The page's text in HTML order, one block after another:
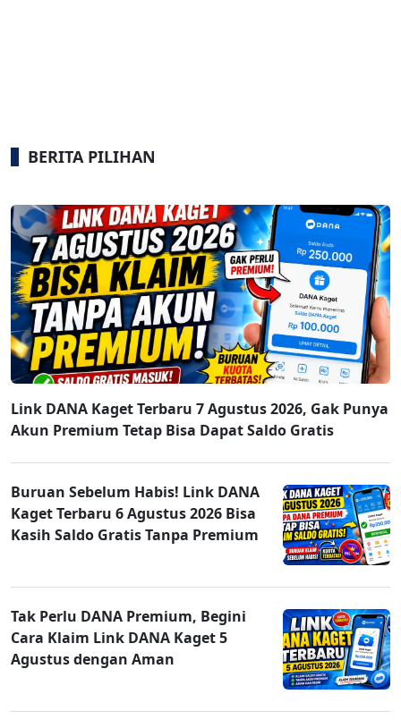
BERITA PILIHAN
Link DANA Kaget Terbaru 7 Agustus 2026, Gak Punya
Akun Premium Tetap Bisa Dapat Saldo Gratis
Buruan Sebelum Habis! Link DANA
Kaget Terbaru 6 Agustus 2026 Bisa
Kasih Saldo Gratis Tanpa Premium
Tak Perlu DANA Premium, Begini
Cara Klaim Link DANA Kaget 5
Agustus dengan Aman